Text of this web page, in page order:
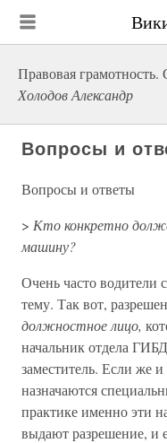
Правовая грамотность.
Холодов Александр
Вопросы и
Вопросы и ответы
> Кто конкретно
машину?
Очень часто водители
тему. Так вот,
должностное лицо,
начальник отдела
заместитель. Если же и
назначаются
практике именно эти
выдают разрешение, и